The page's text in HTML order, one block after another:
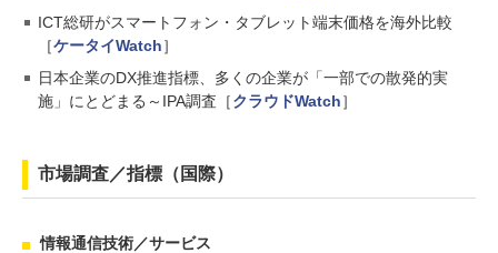
ICT総研がスマートフォン・タブレット端末価格を海外比較
［ケータイWatch］
日本企業のDX推進指標、多くの企業が「一部での散発的実
施」にとどまる～IPA調査［クラウドWatch］
市場調査／指標（国際）
情報通信技術／サービス